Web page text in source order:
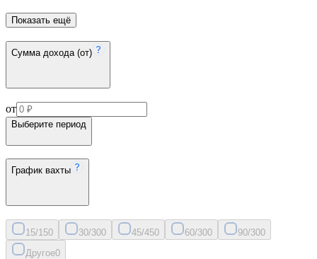
Показать ещё
Сумма дохода (от)
от
Выберите период
График вахты
15/150 30/300 45/450 60/300 90/300
Другое0